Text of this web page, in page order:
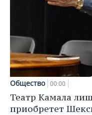
Общество 00:00
Театр Камала
приобретет